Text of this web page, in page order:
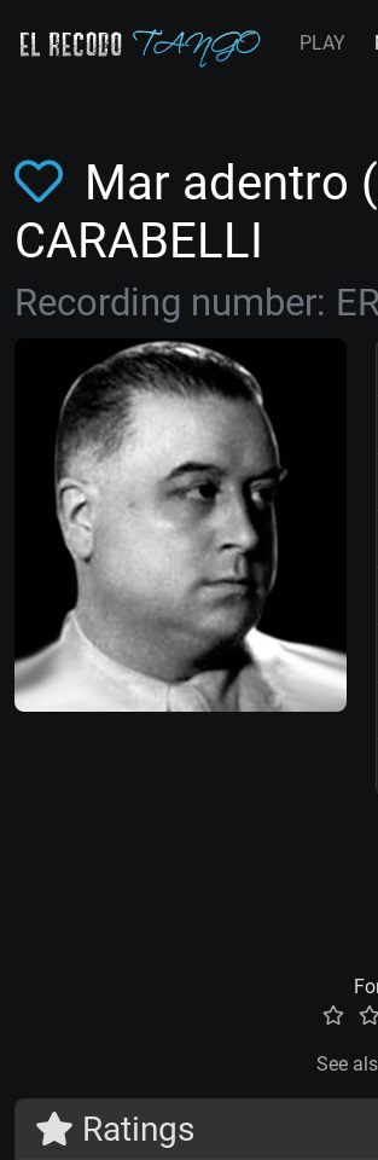
PLAY
Mar adentro
CARABELLI
Recording number:
See
Ratings